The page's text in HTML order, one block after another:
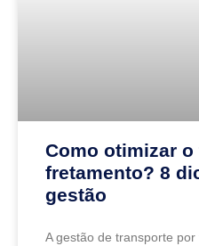
Como otimizar
fretamento? 8
gestão
A gestão de transporte